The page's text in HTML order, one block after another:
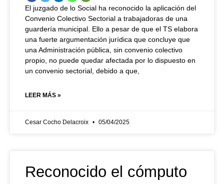
El juzgado de lo Social ha reconocido la aplicación del
Convenio Colectivo Sectorial a trabajadoras de una
guardería municipal. Ello a pesar de que el TS elabora
una fuerte argumentación jurídica que concluye que
una Administración pública, sin convenio colectivo
propio, no puede quedar afectada por lo dispuesto en
un convenio sectorial, debido a que,
LEER MÁS »
Cesar Cocho Delacroix 05/04/2025
Reconocido el cómputo